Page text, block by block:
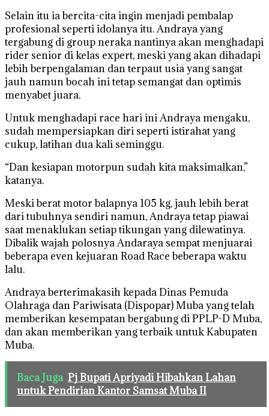
Selain itu ia bercita-cita ingin menjadi pembalap
profesional seperti idolanya itu. Andraya yang
tergabung di group neraka nantinya akan menghadapi
rider senior di kelas expert, meski yang akan dihadapi
lebih berpengalaman dan terpaut usia yang sangat
jauh namun bocah ini tetap semangat dan optimis
menyabet juara.
Untuk menghadapi race hari ini Andraya mengaku,
sudah mempersiapkan diri seperti istirahat yang
cukup, latihan dua kali seminggu.
“Dan kesiapan motorpun sudah kita maksimalkan,”
katanya.
Meski berat motor balapnya 105 kg, jauh lebih berat
dari tubuhnya sendiri namun, Andraya tetap piawai
saat menaklukan setiap tikungan yang dilewatinya.
Dibalik wajah polosnya Andaraya sempat menjuarai
beberapa even kejuaran Road Race beberapa waktu
lalu.
Andraya berterimakasih kepada Dinas Pemuda
Olahraga dan Pariwisata (Dispopar) Muba yang telah
memberikan kesempatan bergabung di PPLP-D Muba,
dan akan memberikan yang terbaik untuk Kabupaten
Muba.
Baca Juga Pj Bupati Apriyadi Hibahkan Lahan
untuk Pendirian Kantor Samsat Muba II